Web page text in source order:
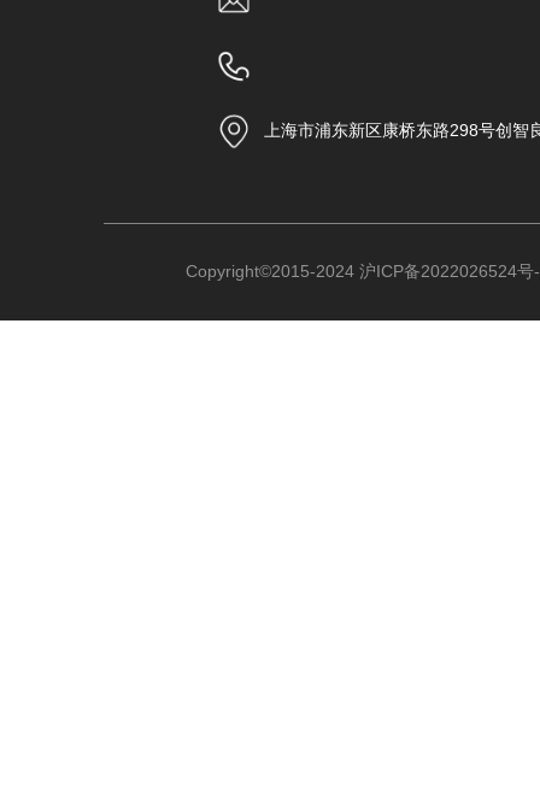
上海市浦东新区康桥东路298号创智
Copyright©2015-2024 沪ICP备2022026524号